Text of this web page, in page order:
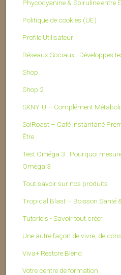
Phycocyanine & Spiruline entre
Politique de cookies (UE)
Profile Utilisateur
Réseaux Sociaux : Développes
Shop
Shop 2
SKNY-U – Complément
SolRoast – Café Instantané
Être
Test Oméga 3 : Pourquoi
Oméga 3
Tout savoir sur nos produits
Tropical Blast – Boisson Santé
Tutoriels - Savoir tout créer
Une autre façon de vivre, de
Viva+ Restore Blend
Votre centre de formation